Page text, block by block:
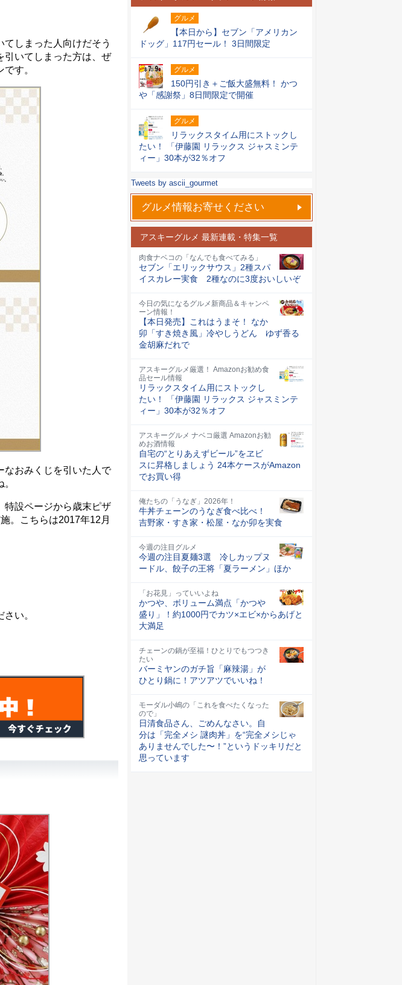
しまった人向けだそう
引いてしまった方は、ぜ
す。
おみくじを引いた人で
設ページから歳末ピザ
。こちらは2017年12月
い。
グルメ
【本日から】セブン「アメリカン
ドッグ」117円セール！ 3日間限定
グルメ
150円引き＋ご飯大盛無料！ かつ
や「感謝祭」8日間限定で開催
グルメ
リラックスタイム用にストックし
たい！ 「伊藤園 リラックス ジャスミンテ
ィー」30本が32％オフ
Tweets by ascii_gourmet
グルメ情報お寄せください
アスキーグルメ 最新連載・特集一覧
肉食ナベコの「なんでも食べてみる」
セブン「エリックサウス」2種スパ
イスカレー実食 2種なのに3度おいしいぞ
今日の気になるグルメ新商品＆キャンペ
ーン情報！
【本日発売】これはうまそ！ なか
卯「すき焼き風」冷やしうどん ゆず香る
金胡麻だれで
アスキーグルメ厳選！ Amazonお勧め食
品セール情報
リラックスタイム用にストックし
たい！ 「伊藤園 リラックス ジャスミンテ
ィー」30本が32％オフ
アスキーグルメ ナベコ厳選 Amazonお勧
めお酒情報
自宅の“とりあえずビール”をヱビ
スに昇格しましょう 24本ケースがAmazon
でお買い得
俺たちの「うなぎ」2026年！
牛丼チェーンのうなぎ食べ比べ！
吉野家・すき家・松屋・なか卯を実食
今週の注目グルメ
今週の注目夏麺3選 冷しカップヌ
ードル、餃子の王将「夏ラーメン」ほか
「お花見」っていいよね
かつや、ボリューム満点「かつや
盛り」！約1000円でカツ×エビ×からあげと
大満足
チェーンの鍋が至福！ひとりでもつつき
たい
バーミヤンのガチ旨「麻辣湯」が
ひとり鍋に！アツアツでいいね！
モーダル小嶋の「これを食べたくなった
ので」
日清食品さん、ごめんなさい。自
分は「完全メシ 謎肉丼」を“完全メシじゃ
ありませんでした〜！”というドッキリだと
思っています